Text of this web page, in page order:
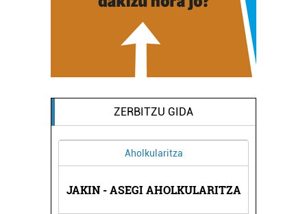
ZERBITZU GIDA
Aholkularitza
JAKIN - ASEGI AHOLKULARITZA